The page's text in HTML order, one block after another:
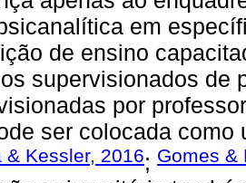
em
de ensino
supervisionados de
por
ser colocada como
& Kessler, 2016; Gomes &